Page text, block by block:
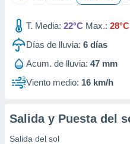
publicidad
de
1199
T. Media: 22°C Max.: 28°C
Días de lluvia: 6 días
Acum. de lluvia: 47 mm
Viento medio: 16 km/h
Salida y Puesta del
Salida del sol